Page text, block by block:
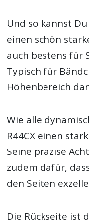
Und so kannst
einen schön
auch bestens für
Typisch für
Höhenbereich
Wie alle
R44CX einen
Seine präzise
zudem dafür,
den Seiten
Die Rückseite ist